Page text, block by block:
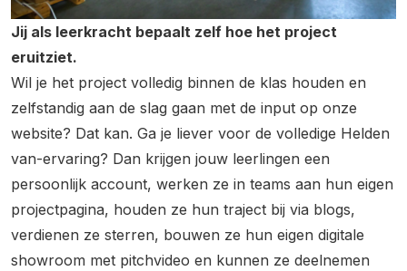
Jij als leerkracht bepaalt zelf hoe het project
eruitziet.
Wil je het project volledig binnen de klas houden en
zelfstandig aan de slag gaan met de input op onze
website? Dat kan. Ga je liever voor de volledige Helden
van-ervaring? Dan krijgen jouw leerlingen een
persoonlijk account, werken ze in teams aan hun eigen
projectpagina, houden ze hun traject bij via blogs,
verdienen ze sterren, bouwen ze hun eigen digitale
showroom met pitchvideo en kunnen ze deelnemen